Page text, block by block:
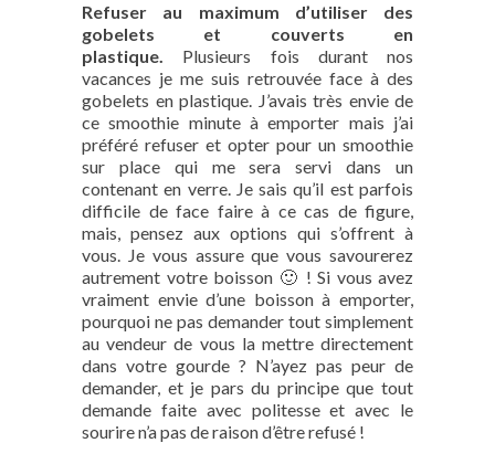
Refuser au maximum d’utiliser des
gobelets et couverts en
plastique. Plusieurs fois durant nos
vacances je me suis retrouvée face à des
gobelets en plastique. J’avais très envie de
ce smoothie minute à emporter mais j’ai
préféré refuser et opter pour un smoothie
sur place qui me sera servi dans un
contenant en verre. Je sais qu’il est parfois
difficile de face faire à ce cas de figure,
mais, pensez aux options qui s’offrent à
vous. Je vous assure que vous savourerez
autrement votre boisson 🙂 ! Si vous avez
vraiment envie d’une boisson à emporter,
pourquoi ne pas demander tout simplement
au vendeur de vous la mettre directement
dans votre gourde ? N’ayez pas peur de
demander, et je pars du principe que tout
demande faite avec politesse et avec le
sourire n’a pas de raison d’être refusé !